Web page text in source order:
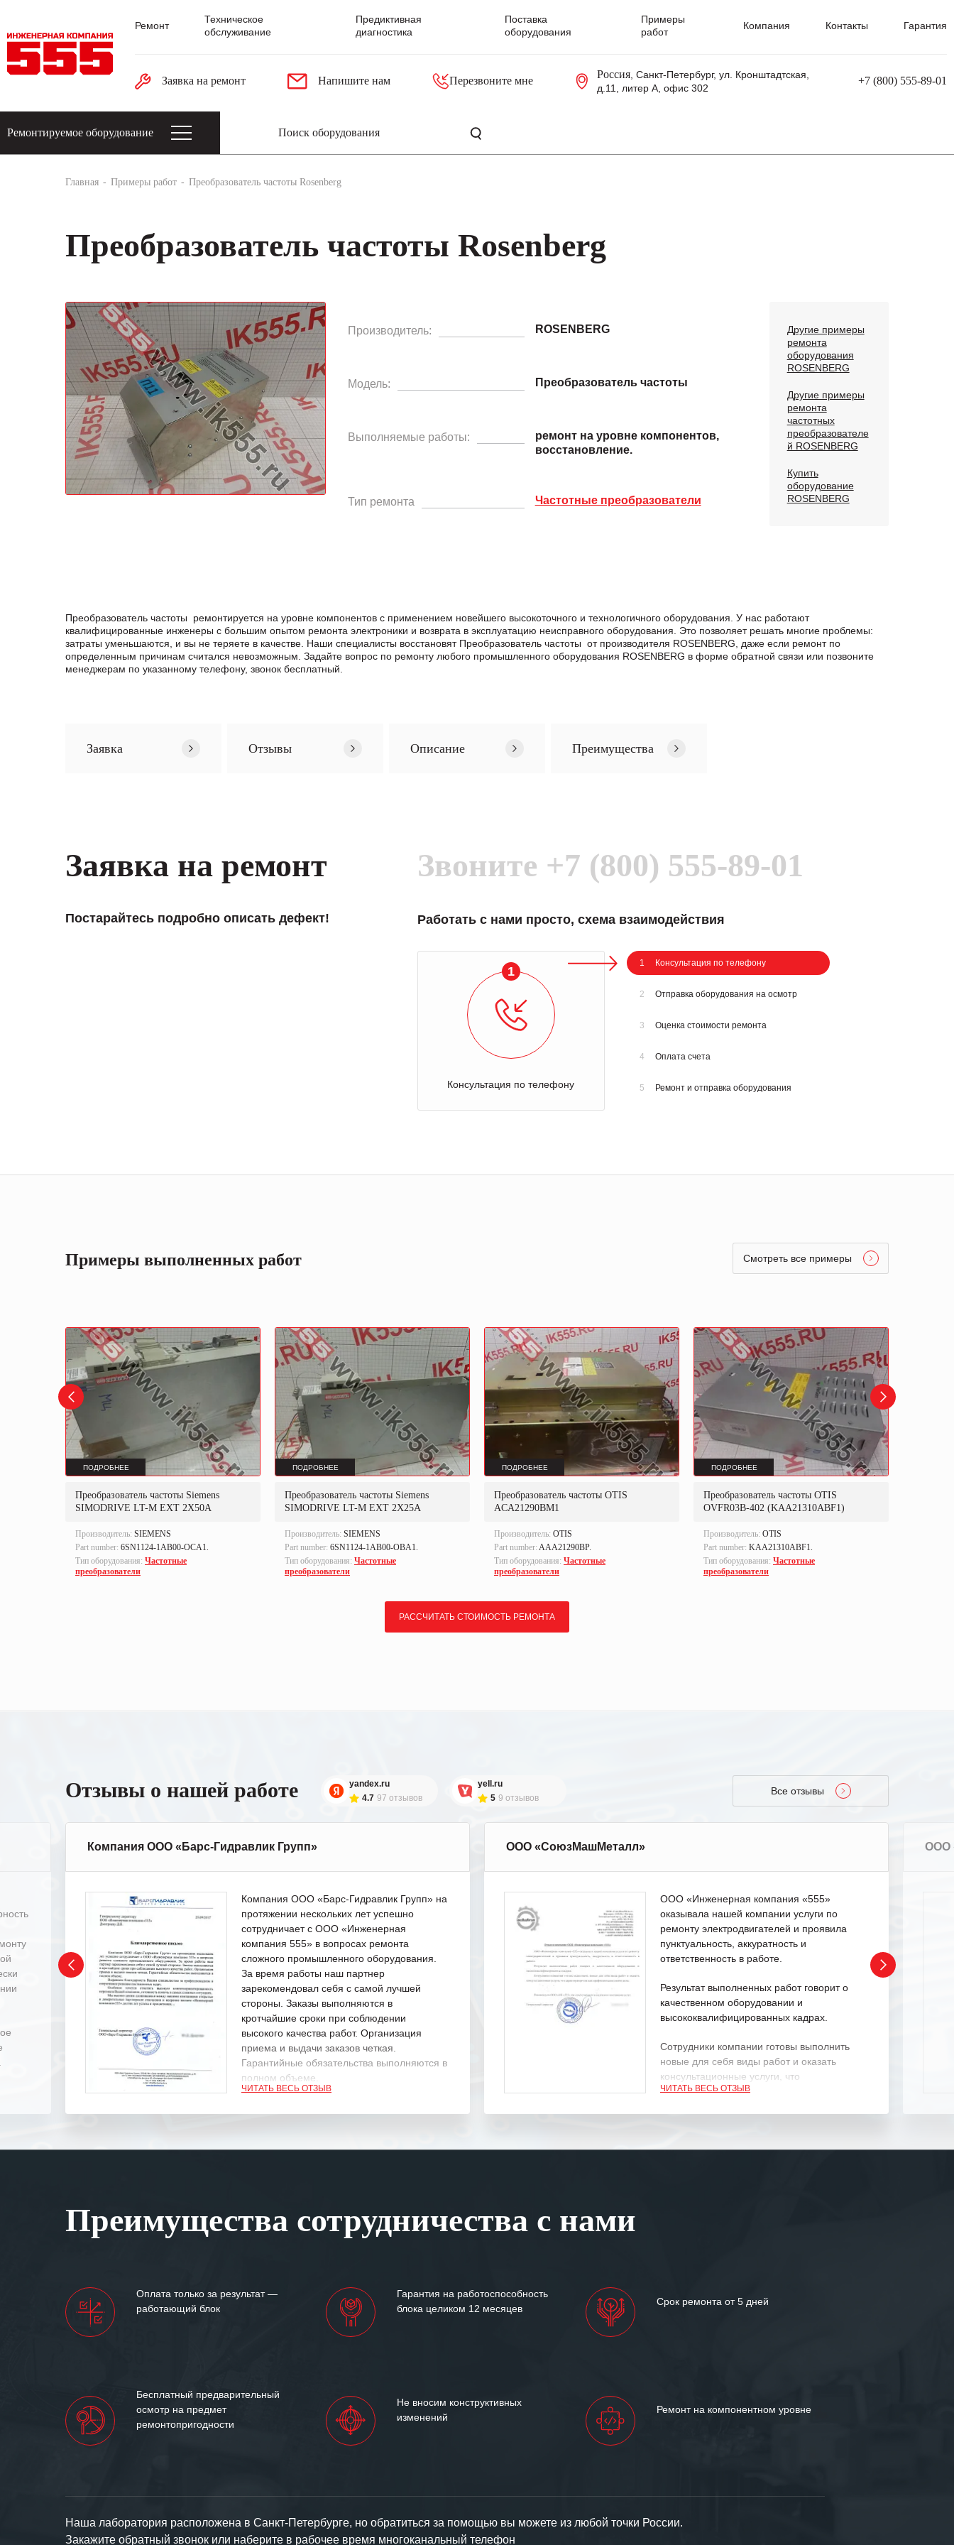
Ремонт
Техническое
обслуживание
Предиктивная
диагностика
Поставка
оборудования
Примеры
работ
Компания Контакты Гарантия
Заявка на ремонт Напишите нам Перезвоните мне
Россия, Санкт-Петербург, ул. Кронштадтская,
д.11, литер А, офис 302
+7 (800) 555-89-01
Ремонтируемое оборудование
Главная Примеры работ Преобразователь частоты Rosenberg
Преобразователь частоты Rosenberg
Производитель: ROSENBERG
Модель: Преобразователь частоты
Выполняемые работы:
ремонт на уровне компонентов,
восстановление.
Тип ремонта Частотные преобразователи
Другие примеры
ремонта
оборудования
ROSENBERG
Другие примеры
ремонта
частотных
преобразователе
й ROSENBERG
Купить
оборудование
ROSENBERG
Преобразователь частоты ремонтируется на уровне компонентов с применением новейшего высокоточного и технологичного оборудования. У нас работают
квалифицированные инженеры с большим опытом ремонта электроники и возврата в эксплуатацию неисправного оборудования. Это позволяет решать многие проблемы:
затраты уменьшаются, и вы не теряете в качестве. Наши специалисты восстановят Преобразователь частоты от производителя ROSENBERG, даже если ремонт по
определенным причинам считался невозможным. Задайте вопрос по ремонту любого промышленного оборудования ROSENBERG в формe обратной связи или позвоните
менеджерам по указанному телефону, звонок бесплатный.
Заявка Отзывы Описание Преимущества
Заявка на ремонт
Постарайтесь подробно описать дефект!
Звоните +7 (800) 555-89-01
Работать с нами просто, схема взаимодействия
1
Консультация по телефону
1 Консультация по телефону
2 Отправка оборудования на осмотр
3 Оценка стоимости ремонта
4 Оплата счета
5 Ремонт и отправка оборудования
Примеры выполненных работ Смотреть все примеры
ПОДРОБНЕЕ
Преобразователь частоты Siemens
SIMODRIVE LT-M EXT 2X50A
Производитель: SIEMENS
Part number: 6SN1124-1AB00-OCA1.
Тип оборудования: Частотные
преобразователи
ПОДРОБНЕЕ
Преобразователь частоты Siemens
SIMODRIVE LT-M EXT 2X25A
Производитель: SIEMENS
Part number: 6SN1124-1AB00-OBA1.
Тип оборудования: Частотные
преобразователи
ПОДРОБНЕЕ
Преобразователь частоты OTIS
ACA21290BM1
Производитель: OTIS
Part number: AAA21290BP.
Тип оборудования: Частотные
преобразователи
ПОДРОБНЕЕ
Преобразователь частоты OTIS
OVFR03B-402 (KAA21310ABF1)
Производитель: OTIS
Part number: KAA21310ABF1.
Тип оборудования: Частотные
преобразователи
РАССЧИТАТЬ СТОИМОСТЬ РЕМОНТА
Отзывы о нашей работе
yandex.ru
4.7 97 отзывов
yell.ru
5 9 отзывов
Все отзывы
Компания ООО «Барс-Гидравлик Групп»
Компания ООО «Барс-Гидравлик Групп» на
протяжении нескольких лет успешно
сотрудничает с ООО «Инженерная
компания 555» в вопросах ремонта
сложного промышленного оборудования.
За время работы наш партнер
зарекомендовал себя с самой лучшей
стороны. Заказы выполняются в
кротчайшие сроки при соблюдении
высокого качества работ. Организация
приема и выдачи заказов четкая.
Гарантийные обязательства выполняются в
полном объеме.
Мы высоко ценим сложившиеся между
«555» долгих лет успеха и процветания.
ЧИТАТЬ ВЕСЬ ОТЗЫВ
ООО «СоюзМашМеталл»
ООО «Инженерная компания «555»
оказывала нашей компании услуги по
ремонту электродвигателей и проявила
пунктуальность, аккуратность и
ответственность в работе.
Результат выполненных работ говорит о
качественном оборудовании и
высококвалифицированных кадрах.
Сотрудники компании готовы выполнить
новые для себя виды работ и оказать
консультационные услуги, что
характеризует их как профессионалов
ответственного и надежного поставщика
ЧИТАТЬ ВЕСЬ ОТЗЫВ
ООО
Преимущества сотрудничества с нами
Оплата только за результат —
работающий блок
Гарантия на работоспособность
блока целиком 12 месяцев
Срок ремонта от 5 дней
Бесплатный предварительный
осмотр на предмет
ремонтопригодности
Не вносим конструктивных
изменений
Ремонт на компонентном уровне
Наша лаборатория расположена в Санкт-Петербурге, но обратиться за помощью вы можете из любой точки России.
Закажите обратный звонок или наберите в рабочее время многоканальный телефон